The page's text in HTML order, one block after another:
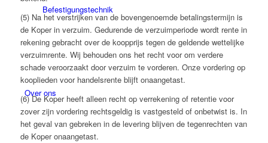
Befesti­gungs­technik
Over ons
(5) Na het verstrijken van de bovengenoemde betalingstermijn is
de Koper in verzuim. Gedurende de verzuimperiode wordt rente in
rekening gebracht over de koopprijs tegen de geldende wettelijke
verzuimrente. Wij behouden ons het recht voor om verdere
schade veroorzaakt door verzuim te vorderen. Onze vordering op
kooplieden voor handelsrente blijft onaangetast.
(6) De Koper heeft alleen recht op verrekening of retentie voor
zover zijn vordering rechtsgeldig is vastgesteld of onbetwist is. In
het geval van gebreken in de levering blijven de tegenrechten van
de Koper onaangetast.